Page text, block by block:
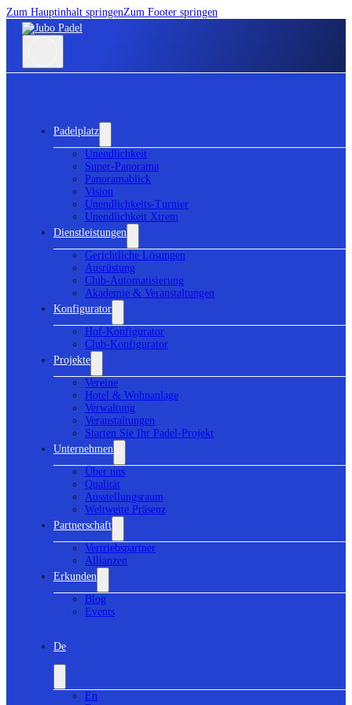
Zum Hauptinhalt springenZum Footer springen
Padelplatz
Unendlichkeit
Super-Panorama
Panoramablick
Vision
Unendlichkeits-Turnier
Unendlichkeit Xtrem
Dienstleistungen
Gerichtliche Lösungen
Ausrüstung
Club-Automatisierung
Akademie & Veranstaltungen
Konfigurator
Hof-Konfigurator
Club-Konfigurator
Projekte
Vereine
Hotel & Wohnanlage
Verwaltung
Veranstaltungen
Starten Sie Ihr Padel-Projekt
Unternehmen
Über uns
Qualität
Ausstellungsraum
Weltweite Präsenz
Partnerschaft
Vertriebspartner
Allianzen
Erkunden
Blog
Events
De
En